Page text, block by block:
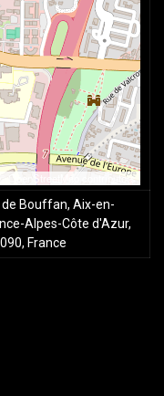
OpenStreetMap
contributors
de Bouffan, Aix-en-
Alpes-Côte d'Azur,
France